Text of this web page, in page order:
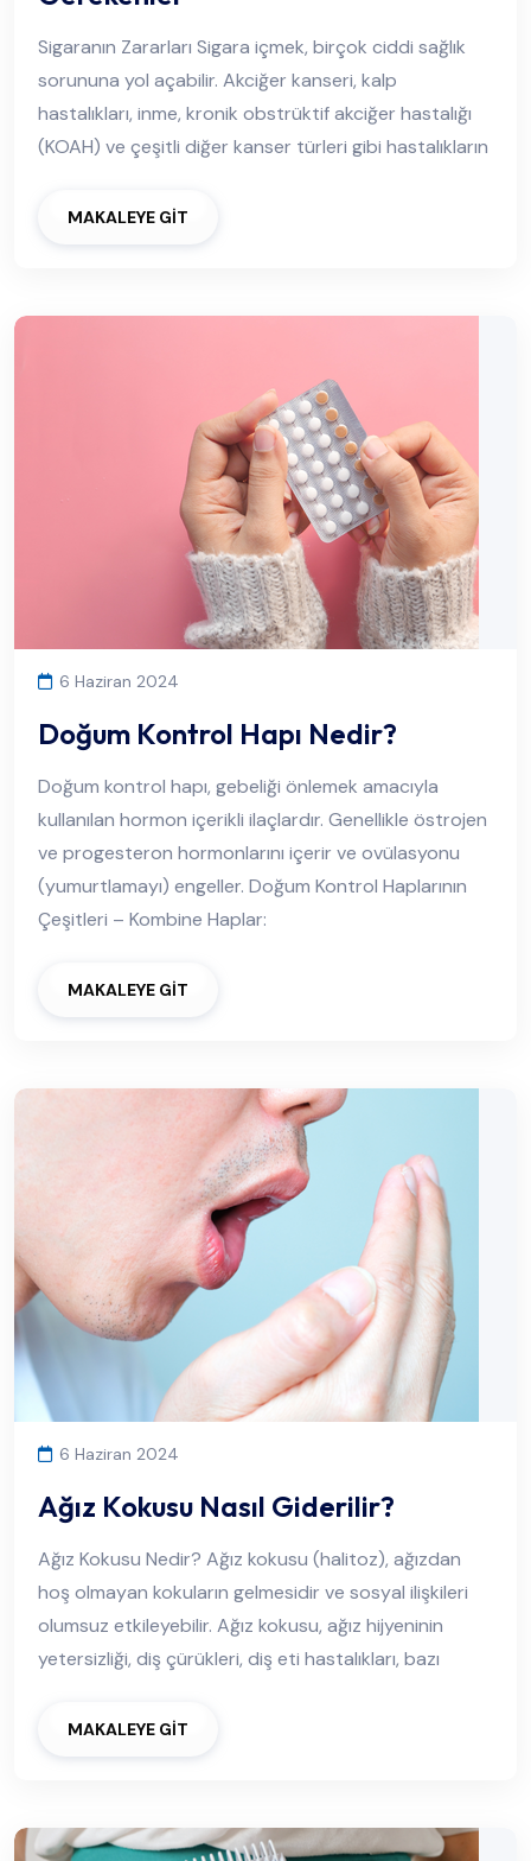
Sigaranın Zararları Sigara içmek, birçok ciddi sağlık
sorununa yol açabilir. Akciğer kanseri, kalp
hastalıkları, inme, kronik obstrüktif akciğer hastalığı
(KOAH) ve çeşitli diğer kanser türleri gibi hastalıkların
MAKALEYE GİT
6 Haziran 2024
Doğum Kontrol Hapı Nedir?
Doğum kontrol hapı, gebeliği önlemek amacıyla
kullanılan hormon içerikli ilaçlardır. Genellikle östrojen
ve progesteron hormonlarını içerir ve ovülasyonu
(yumurtlamayı) engeller. Doğum Kontrol Haplarının
Çeşitleri – Kombine Haplar:
MAKALEYE GİT
6 Haziran 2024
Ağız Kokusu Nasıl Giderilir?
Ağız Kokusu Nedir? Ağız kokusu (halitoz), ağızdan
hoş olmayan kokuların gelmesidir ve sosyal ilişkileri
olumsuz etkileyebilir. Ağız kokusu, ağız hijyeninin
yetersizliği, diş çürükleri, diş eti hastalıkları, bazı
MAKALEYE GİT